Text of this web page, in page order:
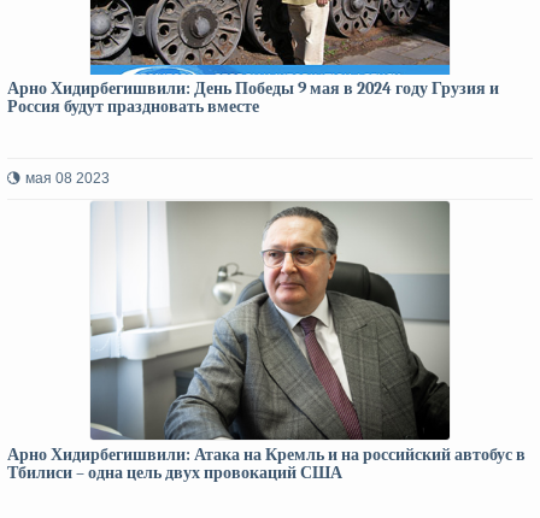
Арно Хидирбегишвили: День Победы 9 мая в 2024 году Грузия и
Россия будут праздновать вместе
мая 08 2023
Арно Хидирбегишвили: Атака на Кремль и на российский автобус в
Тбилиси – одна цель двух провокаций США